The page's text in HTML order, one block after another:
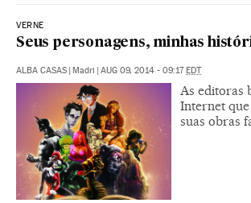
VERNE
Seus personagens, minhas
ALBA CASAS | Madri | AUG 09, 2014 - 09:17EDT
As editoras
Internet
suas obras